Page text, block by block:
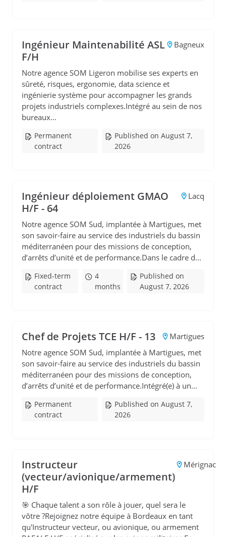
Ingénieur Maintenabilité ASL
F/H
Bagneux
Notre agence SOM Ligeron mobilise ses experts en
sûreté, risques, ergonomie, data science et
ingénierie système pour accompagner les grands
projets industriels complexes.Intégré au sein de nos
bureaux...
Permanent
contract
Published on August 7,
2026
Ingénieur déploiement GMAO
H/F - 64
Lacq
Notre agence SOM Sud, implantée à Martigues, met
son savoir-faire au service des industriels du bassin
méditerranéen pour des missions de conception,
d’arrêts d’unité et de performance.Dans le cadre d...
Fixed-term
contract
4
months
Published on
August 7, 2026
Chef de Projets TCE H/F - 13
Martigues
Notre agence SOM Sud, implantée à Martigues, met
son savoir-faire au service des industriels du bassin
méditerranéen pour des missions de conception,
d’arrêts d’unité et de performance.Intégré(e) à un...
Permanent
contract
Published on August 7,
2026
Instructeur
(vecteur/avionique/armement)
H/F
Mérignac
🎯 Chaque talent a son rôle à jouer, quel sera le
vôtre ?Rejoignez notre équipe à Bordeaux en tant
qu'Instructeur vecteur, ou avionique, ou armement